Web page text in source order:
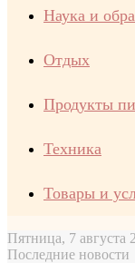
Наука и
Отдых
Продукты
Техника
Товары и
Пятница, 7 августа
Последние новости